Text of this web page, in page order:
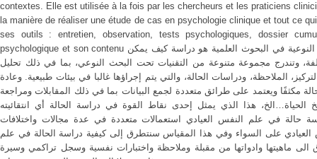
contextes. Elle est utilisée à la fois par les chercheurs et les praticiens
la manière de réaliser une étude de cas en psychologie clinique et tout ce
ses outils : entretien, observation, tests psychologiques, dossier
psychologique et son contenu الملخص: إن الهدف من جمع هذه البيانات النوعية في البحوث العلمية هو دراسة كيف يمكن
وتندرج مجموعة متنوعة من التقنيات تحت البحث النوعي، بما في ذلك تحليل
الملاحظة، ودراسات الحالة، والتي يتم إجراؤها غالبا في بيئات طبيعية. وعادة
مكثفًا ويعتمد على طرائق متعددة لجمع البيانات بما في ذلك المقابلات ومراجعة
الحياة…الخ، هذا الذي يمثل إحدى نقاط القوة في دراسة الحالة أي انتقائيته
حالة في علم النفس العيادي استعمالات متعددة في عدة مجالات واختلافات
العيادي على السواء وفي هذا المقياس سنتطرق إلى كيفية دراسة الحالة في علم
الى ماهيتها وادواتها من مقبلة وملاحظة واختبارات نفسية وسجل تراكمي وسيرة